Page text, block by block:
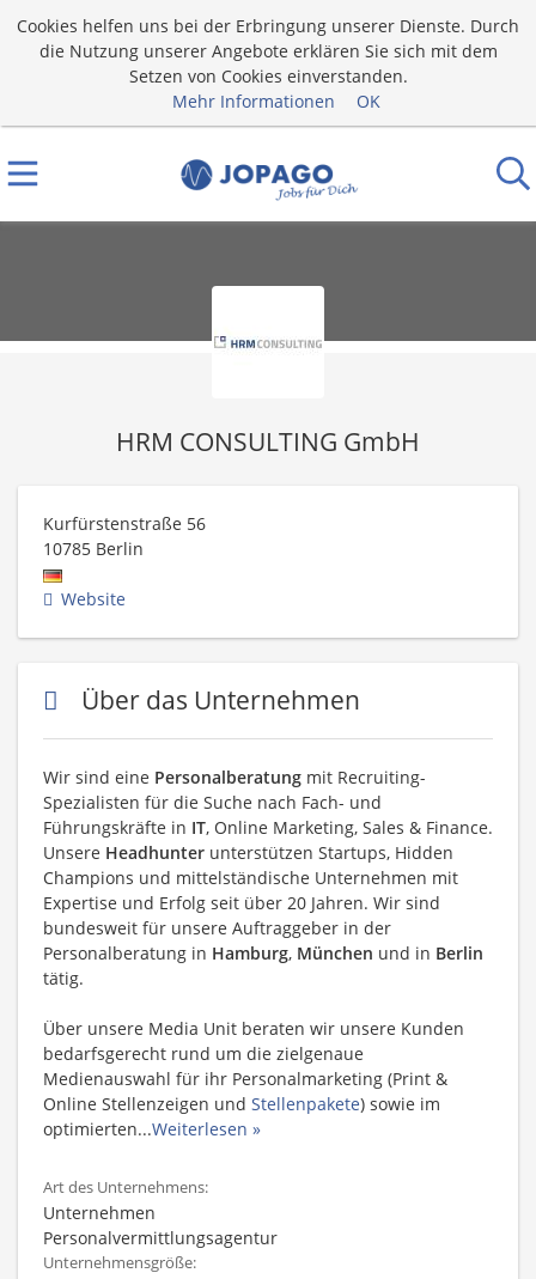
Cookies helfen uns bei der Erbringung unserer Dienste. Durch
die Nutzung unserer Angebote erklären Sie sich mit dem
Setzen von Cookies einverstanden.
Mehr Informationen
OK
HRM CONSULTING GmbH
Kurfürstenstraße 56
10785 Berlin
Website
Über das Unternehmen
Wir sind eine Personalberatung mit Recruiting-
Spezialisten für die Suche nach Fach- und
Führungskräfte in IT, Online Marketing, Sales & Finance.
Unsere Headhunter unterstützen Startups, Hidden
Champions und mittelständische Unternehmen mit
Expertise und Erfolg seit über 20 Jahren. Wir sind
bundesweit für unsere Auftraggeber in der
Personalberatung in Hamburg, München und in Berlin
tätig.
Über unsere Media Unit beraten wir unsere Kunden
bedarfsgerecht rund um die zielgenaue
Medienauswahl für ihr Personalmarketing (Print &
Online Stellenzeigen und Stellenpakete) sowie im
optimierten...Weiterlesen »
Art des Unternehmens:
Unternehmen
Personalvermittlungsagentur
Unternehmensgröße: